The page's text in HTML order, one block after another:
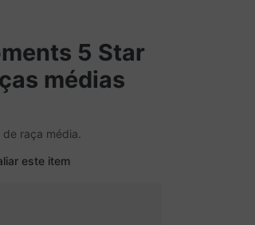
5 Star
médias
de raça média.
este item